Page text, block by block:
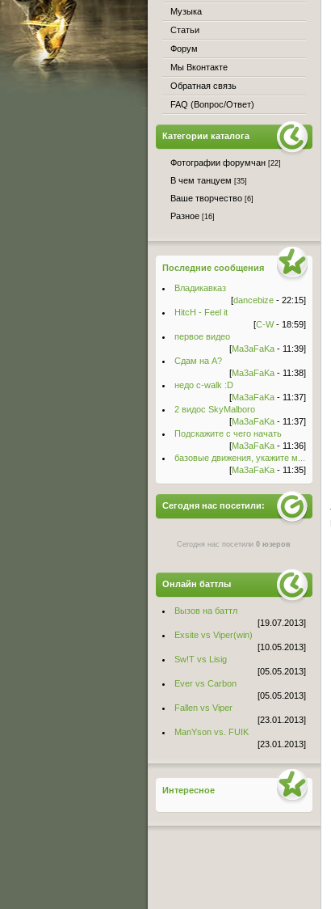
Музыка
Статьи
Форум
Мы Вконтакте
Обратная связь
FAQ (Вопрос/Ответ)
Категории каталога
Фотографии форумчан [22]
В чем танцуем [35]
Ваше творчество [6]
Разное [16]
Последние сообщения
Владикавказ
[dancebize- 22:15]
HitcH - Feel it
[C-W- 18:59]
первое видео
[Ma3aFaKa- 11:39]
Сдам на А?
[Ma3aFaKa- 11:38]
недо c-walk :D
[Ma3aFaKa- 11:37]
2 видос SkyMalboro
[Ma3aFaKa- 11:37]
Подскажите с чего начать
[Ma3aFaKa- 11:36]
базовые движения, укажите м...
[Ma3aFaKa- 11:35]
Сегодня нас посетили:
Сегодня нас посетили 0 юзеров
Онлайн баттлы
Вызов на баттл
[19.07.2013]
Exsite vs Viper(win)
[10.05.2013]
Sw!T vs Lisig
[05.05.2013]
Ever vs Carbon
[05.05.2013]
Fallen vs Viper
[23.01.2013]
ManYson vs. FUIK
[23.01.2013]
Интересное